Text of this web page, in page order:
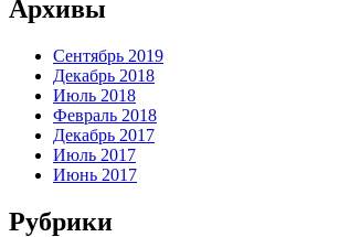
Архивы
Сентябрь 2019
Декабрь 2018
Июль 2018
Февраль 2018
Декабрь 2017
Июль 2017
Июнь 2017
Рубрики